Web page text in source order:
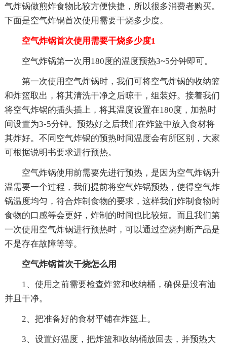
气炸锅做煎炸食物比较方便快捷，所以很多消费者购买。
下面是空气炸锅首次使用需要干烧多少度。
空气炸锅首次使用需要干烧多少度1
空气炸锅第一次用180度的温度预热3~5分钟即可。
第一次使用空气炸锅时，我们可将空气炸锅的收纳篮
和炸篮取出，将其清洗干净之后晾干，组装好。接着我们
将空气炸锅的插头插上，将其温度设置在180度，加热时
间设置为3-5分钟。预热好之后我们在炸篮中放入食材将
其炸好。不同空气炸锅的预热时间温度会有所区别，大家
可根据说明书要求进行预热。
空气炸锅使用前需要先进行预热，是因为空气炸锅升
温需要一个过程，我们提前将空气炸锅预热，使得空气炸
锅温度均匀，符合炸制食物的要求，这样我们炸制食物时
食物的口感等会更好，炸制的时间也比较短。而且我们第
一次使用空气炸锅进行预热时，可以通过空烧判断产品是
不是存在故障等等。
空气炸锅首次干烧怎么用
1、使用之前需要检查炸篮和收纳桶，确保是没有油
并且干净。
2、把准备好的食材平铺在炸篮上。
3、设置好温度，把炸篮和收纳桶放回去，并预热大